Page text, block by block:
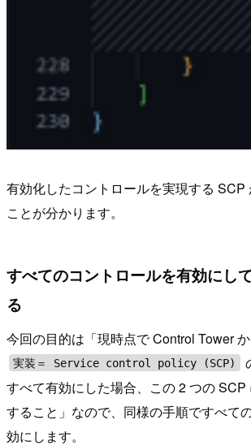
有効化したコントロールを実現する SCP
ことが分かります。
すべてのコントロールを有効にし
る
今回の目的は「現時点で Control Tower
実装＝ Service control policy (SCP)
すべて有効にした場合、この 2 つの
すること」なので、同様の手順ですべて
効にします。